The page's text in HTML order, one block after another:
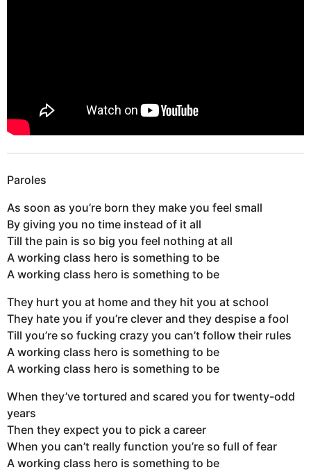
Paroles
As soon as you’re born they make you feel small
By giving you no time instead of it all
Till the pain is so big you feel nothing at all
A working class hero is something to be
A working class hero is something to be
They hurt you at home and they hit you at school
They hate you if you’re clever and they despise a fool
Till you’re so fucking crazy you can’t follow their rules
A working class hero is something to be
A working class hero is something to be
When they’ve tortured and scared you for twenty-odd
years
Then they expect you to pick a career
When you can’t really function you’re so full of fear
A working class hero is something to be